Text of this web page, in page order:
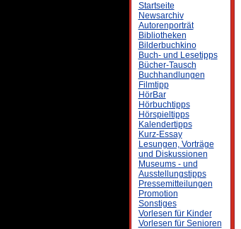
Startseite
Newsarchiv
Autorenporträt
Bibliotheken
Bilderbuchkino
Buch- und Lesetipps
Bücher-Tausch
Buchhandlungen
Filmtipp
HörBar
Hörbuchtipps
Hörspieltipps
Kalendertipps
Kurz-Essay
Lesungen, Vorträge
und Diskussionen
Museums - und
Ausstellungstipps
Pressemitteilungen
Promotion
Sonstiges
Vorlesen für Kinder
Vorlesen für Senioren